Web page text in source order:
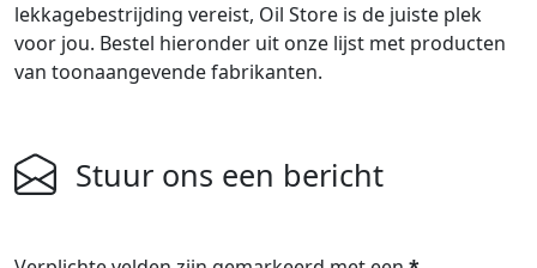
lekkagebestrijding vereist, Oil Store is de juiste plek
voor jou. Bestel hieronder uit onze lijst met producten
van toonaangevende fabrikanten.
Stuur ons een bericht